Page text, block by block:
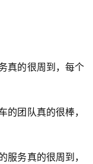
真的很周到，每个
的团队真的很棒，
服务真的很周到，